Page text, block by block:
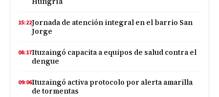
15:22Jornada de atención integral en el barrio San
Jorge
08:17Ituzaingó capacita a equipos de salud contra el
dengue
09:06Ituzaingó activa protocolo por alerta amarilla
de tormentas